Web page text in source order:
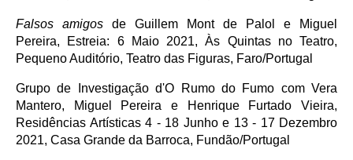
Falsos amigos de Guillem Mont de Palol e Miguel
Pereira,
Estreia: 6 Maio 2021, Às Quintas no Teatro,
Pequeno Auditório, Teatro das Figuras, Faro/Portugal
Grupo de Investigação d'O Rumo do Fumo com Vera
Mantero, Miguel Pereira e Henrique Furtado Vieira,
Residências Artísticas 4 - 18 Junho e 13 - 17 Dezembro
2021, Casa Grande da Barroca, Fundão/Portugal